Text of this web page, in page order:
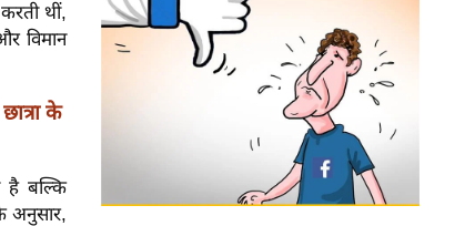
थीं,
विमान
के
है बल्कि
अनुसार,